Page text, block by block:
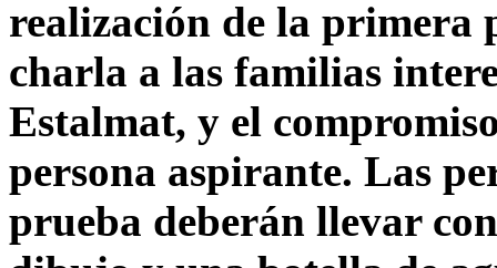
realización de la primera
charla a las familias
Estalmat, y el
persona aspirante. Las
prueba deberán llevar